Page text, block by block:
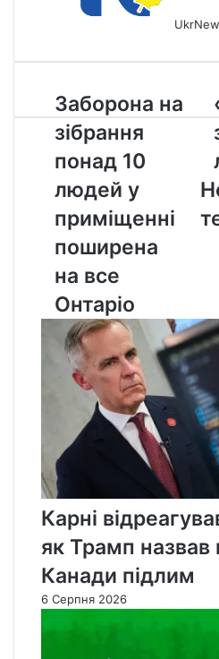
Заборона
на
зібрання
понад
10
людей
у
приміщенні
поширена
все
Онтаріо
Заборона на
зібрання
понад 10
людей у
приміщенні
поширена
на все
Онтаріо
Карні
як Трамп назвав
Канади підлим
6 Серпня 2026